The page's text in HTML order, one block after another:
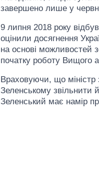
завершено лише у
9 липня 2018 року
оцінили досягнення
на основі можливостей
початку роботу Вищого
Враховуючи, що міністр
Зеленському звільнити
Зеленський має намір